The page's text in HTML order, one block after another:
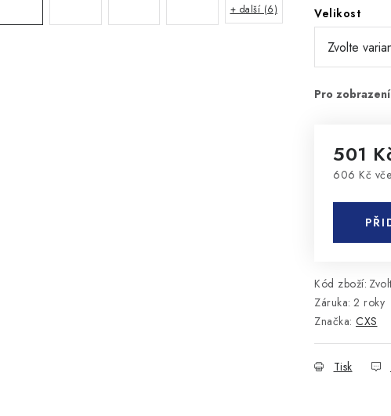
Velikost
501
606 Kč
Kód zboží:
Záruka: 2 roky
Značka: CXS
Tisk
+ další (6)